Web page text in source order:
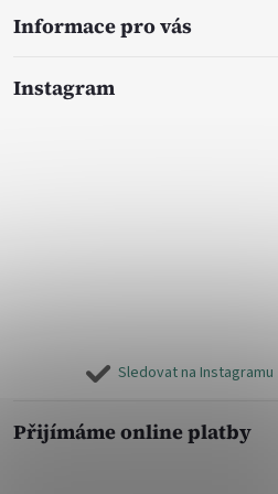
Informace pro vás
Instagram
Sledovat na Instagramu
Přijímáme online platby